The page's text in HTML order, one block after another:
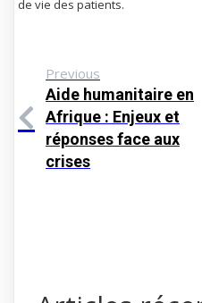
de vie des patients.
Previous
Aide humanitaire en
Afrique : Enjeux et
réponses face aux
crises